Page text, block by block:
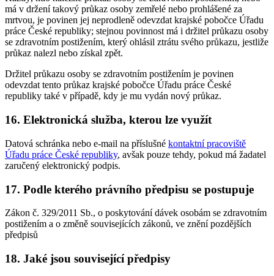
má v držení takový průkaz osoby zemřelé nebo prohlášené za
mrtvou, je povinen jej neprodleně odevzdat krajské pobočce Úřadu
práce České republiky; stejnou povinnost má i držitel průkazu osoby
se zdravotním postižením, který ohlásil ztrátu svého průkazu, jestliže
průkaz nalezl nebo získal zpět.
Držitel průkazu osoby se zdravotním postižením je povinen
odevzdat tento průkaz krajské pobočce Úřadu práce České
republiky také v případě, kdy je mu vydán nový průkaz.
16. Elektronická služba, kterou lze využít
Datová schránka nebo e-mail na příslušné kontaktní pracoviště
Úřadu práce České republiky, avšak pouze tehdy, pokud má žadatel
zaručený elektronický podpis.
17. Podle kterého právního předpisu se postupuje
Zákon č. 329/2011 Sb., o poskytování dávek osobám se zdravotním
postižením a o změně souvisejících zákonů, ve znění pozdějších
předpisů
18. Jaké jsou související předpisy